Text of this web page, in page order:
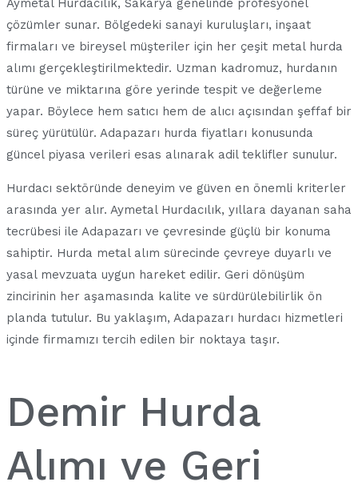
Aymetal Hurdacılık, Sakarya genelinde profesyonel
çözümler sunar. Bölgedeki sanayi kuruluşları, inşaat
firmaları ve bireysel müşteriler için her çeşit metal hurda
alımı gerçekleştirilmektedir. Uzman kadromuz, hurdanın
türüne ve miktarına göre yerinde tespit ve değerleme
yapar. Böylece hem satıcı hem de alıcı açısından şeffaf bir
süreç yürütülür. Adapazarı hurda fiyatları konusunda
güncel piyasa verileri esas alınarak adil teklifler sunulur.
Hurdacı sektöründe deneyim ve güven en önemli kriterler
arasında yer alır. Aymetal Hurdacılık, yıllara dayanan saha
tecrübesi ile Adapazarı ve çevresinde güçlü bir konuma
sahiptir. Hurda metal alım sürecinde çevreye duyarlı ve
yasal mevzuata uygun hareket edilir. Geri dönüşüm
zincirinin her aşamasında kalite ve sürdürülebilirlik ön
planda tutulur. Bu yaklaşım, Adapazarı hurdacı hizmetleri
içinde firmamızı tercih edilen bir noktaya taşır.
Demir Hurda
Alımı ve Geri